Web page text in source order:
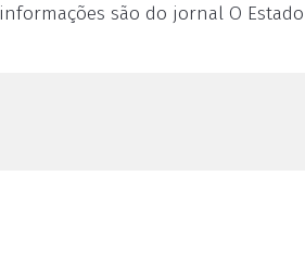
são do jornal O Estado